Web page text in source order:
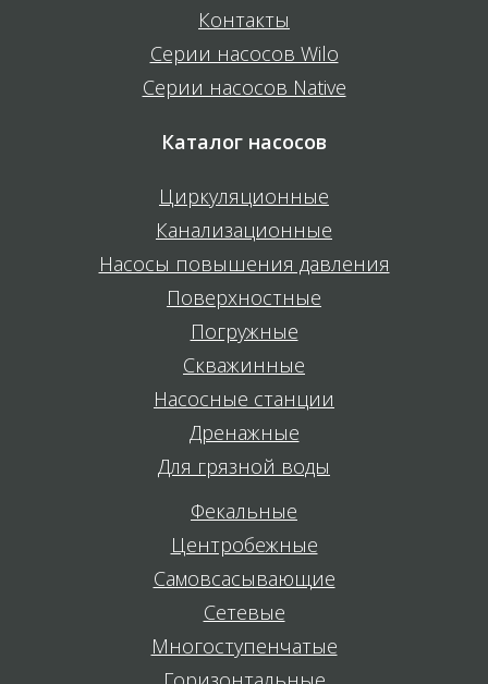
Контакты
Серии насосов Wilo
Серии насосов Native
Каталог насосов
Циркуляционные
Канализационные
Насосы повышения давления
Поверхностные
Погружные
Скважинные
Насосные станции
Дренажные
Для грязной воды
Фекальные
Центробежные
Самовсасывающие
Сетевые
Многоступенчатые